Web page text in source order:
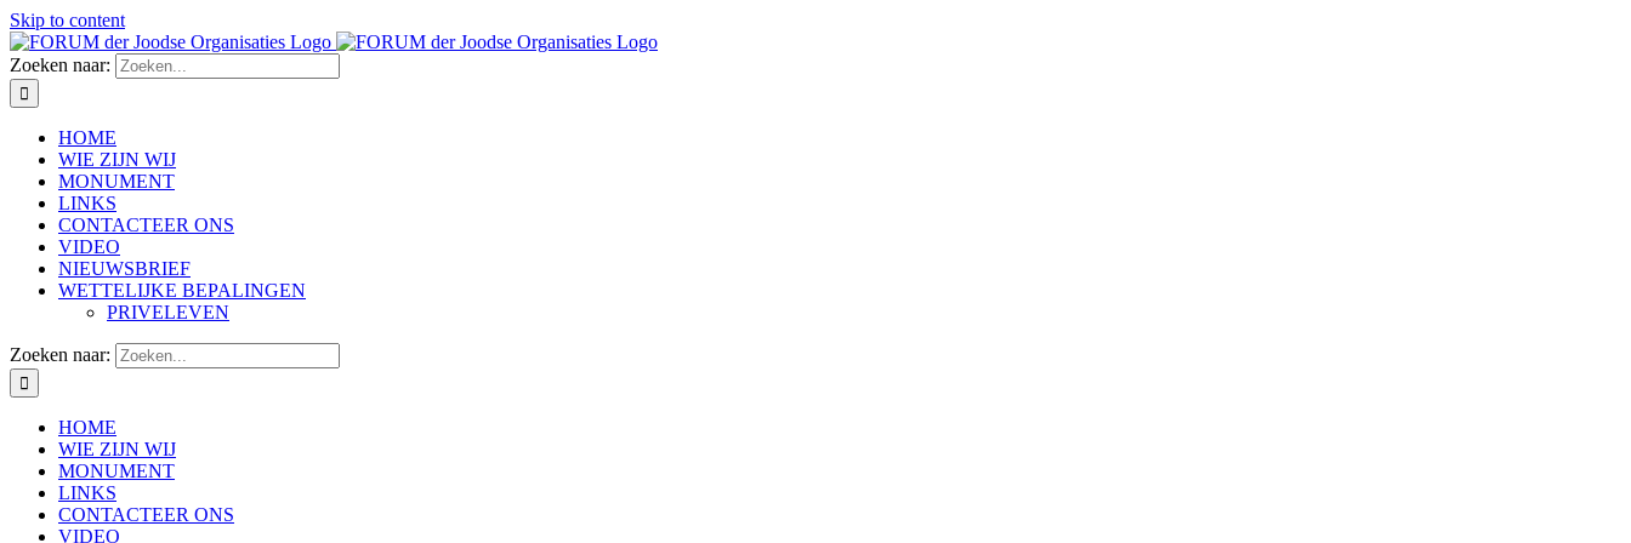
Skip to content
Zoeken naar:
HOME
WIE ZIJN WIJ
MONUMENT
LINKS
CONTACTEER ONS
VIDEO
NIEUWSBRIEF
WETTELIJKE BEPALINGEN
PRIVELEVEN
Zoeken naar:
HOME
WIE ZIJN WIJ
MONUMENT
LINKS
CONTACTEER ONS
VIDEO